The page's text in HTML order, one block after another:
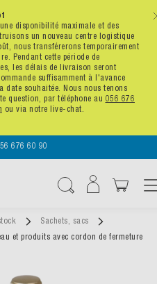
x
disponibilité maximale et des
un nouveau centre logistique
nous transférerons temporairement
Pendant cette période de
les délais de livraison seront
suffisamment à l'avance
date souhaitée. Nous nous tenons
question, par téléphone au 056 676
ou via notre live-chat.
676 60 90
Sachets, sacs
et produits avec cordon de fermeture